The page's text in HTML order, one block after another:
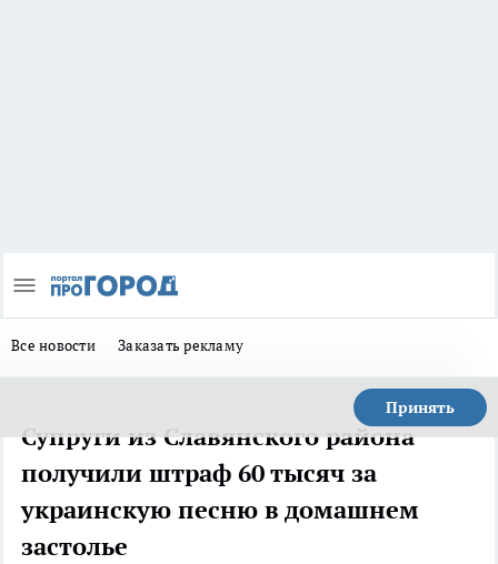
Все новости Заказать рекламу
Принять
Супруги из Славянского района
получили штраф 60 тысяч за
украинскую песню в домашнем
застолье